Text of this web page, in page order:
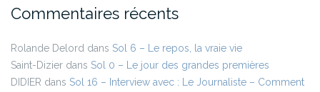
Commentaires récents
Rolande Delord dans Sol 6 – Le repos, la vraie vie
Saint-Dizier dans Sol 0 – Le jour des grandes premières
DIDIER dans Sol 16 – Interview avec : Le Journaliste – Comment